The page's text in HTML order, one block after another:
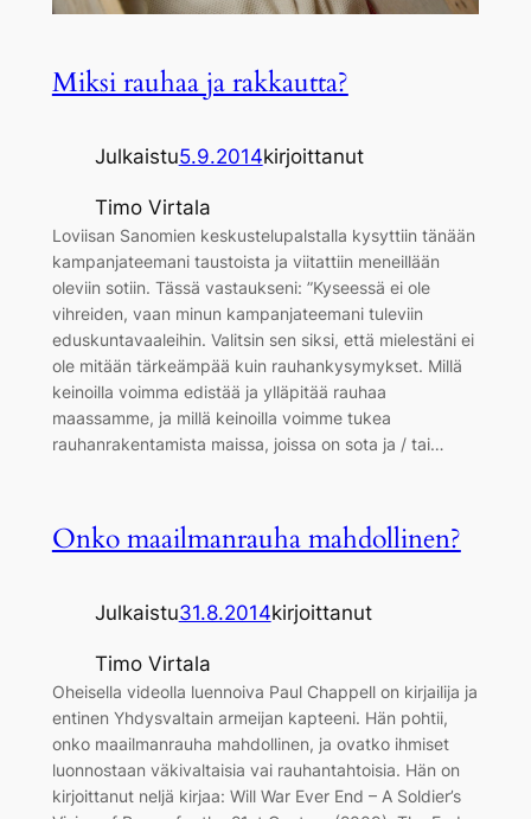
Miksi rauhaa ja rakkautta?
Julkaistu5.9.2014kirjoittanut
Timo Virtala
Loviisan Sanomien keskustelupalstalla kysyttiin tänään
kampanjateemani taustoista ja viitattiin meneillään
oleviin sotiin. Tässä vastaukseni: ”Kyseessä ei ole
vihreiden, vaan minun kampanjateemani tuleviin
eduskuntavaaleihin. Valitsin sen siksi, että mielestäni ei
ole mitään tärkeämpää kuin rauhankysymykset. Millä
keinoilla voimma edistää ja ylläpitää rauhaa
maassamme, ja millä keinoilla voimme tukea
rauhanrakentamista maissa, joissa on sota ja / tai…
Onko maailmanrauha mahdollinen?
Julkaistu31.8.2014kirjoittanut
Timo Virtala
Oheisella videolla luennoiva Paul Chappell on kirjailija ja
entinen Yhdysvaltain armeijan kapteeni. Hän pohtii,
onko maailmanrauha mahdollinen, ja ovatko ihmiset
luonnostaan väkivaltaisia vai rauhantahtoisia. Hän on
kirjoittanut neljä kirjaa: Will War Ever End – A Soldier’s